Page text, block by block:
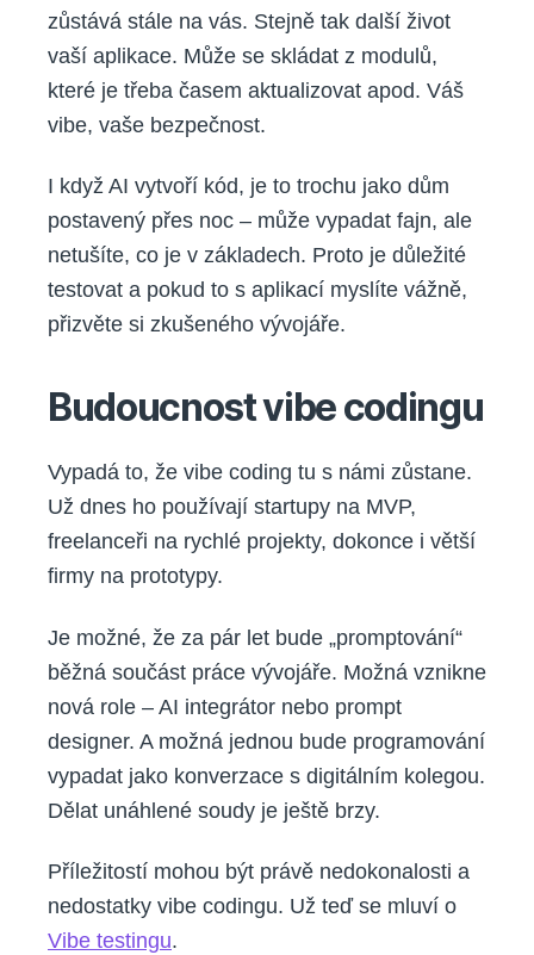
zůstává stále na vás. Stejně tak další život
vaší aplikace. Může se skládat z modulů,
které je třeba časem aktualizovat apod. Váš
vibe, vaše bezpečnost.
I když AI vytvoří kód, je to trochu jako dům
postavený přes noc – může vypadat fajn, ale
netušíte, co je v základech. Proto je důležité
testovat a pokud to s aplikací myslíte vážně,
přizvěte si zkušeného vývojáře.
Budoucnost vibe codingu
Vypadá to, že vibe coding tu s námi zůstane.
Už dnes ho používají startupy na MVP,
freelanceři na rychlé projekty, dokonce i větší
firmy na prototypy.
Je možné, že za pár let bude „promptování“
běžná součást práce vývojáře. Možná vznikne
nová role – AI integrátor nebo prompt
designer. A možná jednou bude programování
vypadat jako konverzace s digitálním kolegou.
Dělat unáhlené soudy je ještě brzy.
Příležitostí mohou být právě nedokonalosti a
nedostatky vibe codingu. Už teď se mluví o
Vibe testingu.